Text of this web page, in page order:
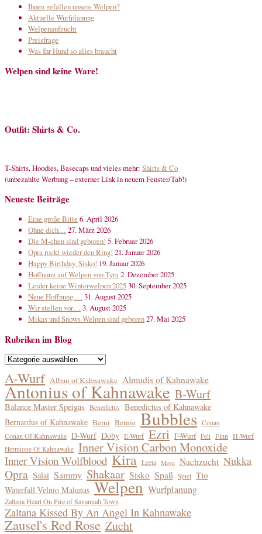
Ihnen gefallen unsere Welpen?
Aktuelle Wurfplanung
Welpenaufzucht
Preisfrage
Was Ihr Hund so alles braucht
Welpen sind keine Ware!
Outfit: Shirts & Co.
T-Shirts, Hoodies, Basecaps und vieles mehr: Shirts & Co
(unbezahlte Werbung – externer Link in neuem Fenster/Tab!)
Neueste Beiträge
Eine große Bitte 6. April 2026
Ohne dich… 27. März 2026
Die M-chen sind geboren! 5. Februar 2026
Opra rockt wieder den Ring! 21. Januar 2026
Happy Birthday, Sisko! 19. Januar 2026
Hoffnung auf Welpen von Tyra2. Dezember 2025
Leider keine Winterwelpen 202530. September 2025
Neue Hoffnung … 31. August 2025
Wir stellen vor… 3. August 2025
Mikas und Snows Welpen sind geboren27. Mai 2025
Rubriken im Blog
Rubriken
Blog
A-Wurf Alban of Kahnawake Almudis of Kahnawake
Antonius of Kahnawake B-Wurf
Balance Master Speigas Benedictus Benedictus of Kahnawake
Bernardus of Kahnawake Berni Bernie Bubbles Conan
Conan Of Kahnawake D-Wurf Doby E-Wurf Ezri F-Wurf Feli Finn H-Wurf
Hermione Of Kahnawake Inner Vision Carbon Monoxide
Inner Vision Wolfblood Kira Leeta Maya Nachzucht Nukka
Opra Salai Sammy Shakaar Sisko Spaß Spiel Tio
Waterfall Velnio Malunas Welpen Wurfplanung
Zaltana Heart On Fire of Savannah Town
Zaltana Kissed By An Angel In Kahnawake
Zausel's Red Rose Zucht